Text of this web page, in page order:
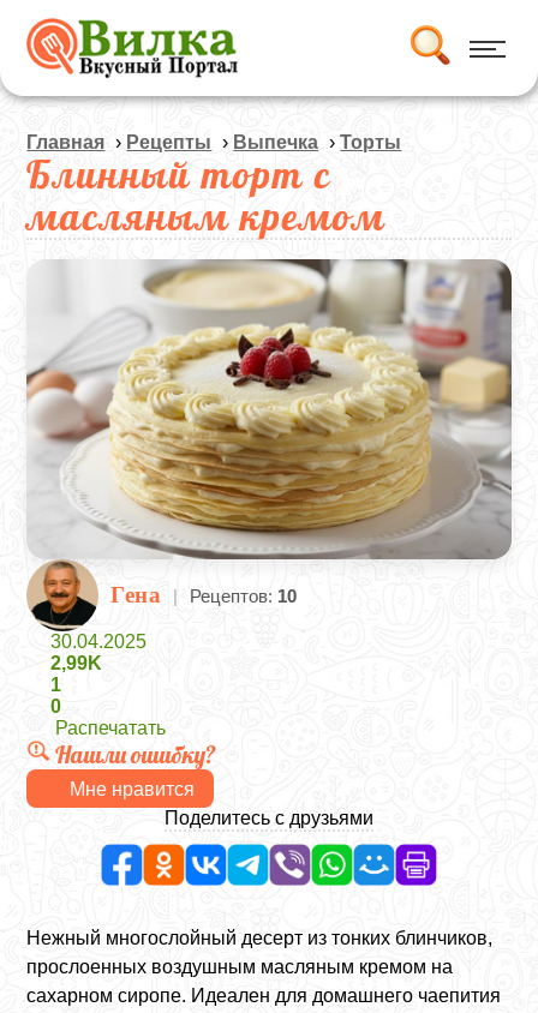
Главная › Рецепты › Выпечка ›Торты
Блинный торт с
масляным кремом
Гена | Рецептов: 10
30.04.2025
2,99K
1
0
Распечатать
Нашли ошибку?
Мне нравится
Поделитесь с друзьями
Нежный многослойный десерт из тонких блинчиков,
прослоенных воздушным масляным кремом на
сахарном сиропе. Идеален для домашнего чаепития